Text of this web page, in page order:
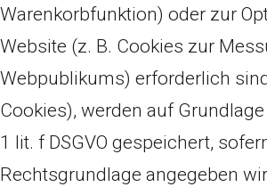
Warenkorbfunktion) oder zur
Website (z. B. Cookies zur
Webpublikums) erforderlich
Cookies), werden auf
1 lit. f DSGVO gespeichert,
Rechtsgrundlage angegeben